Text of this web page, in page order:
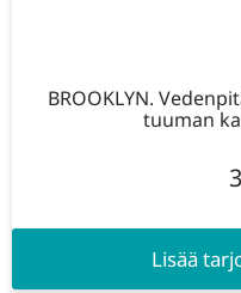
BROOKLYN.
tuuman
Lisää